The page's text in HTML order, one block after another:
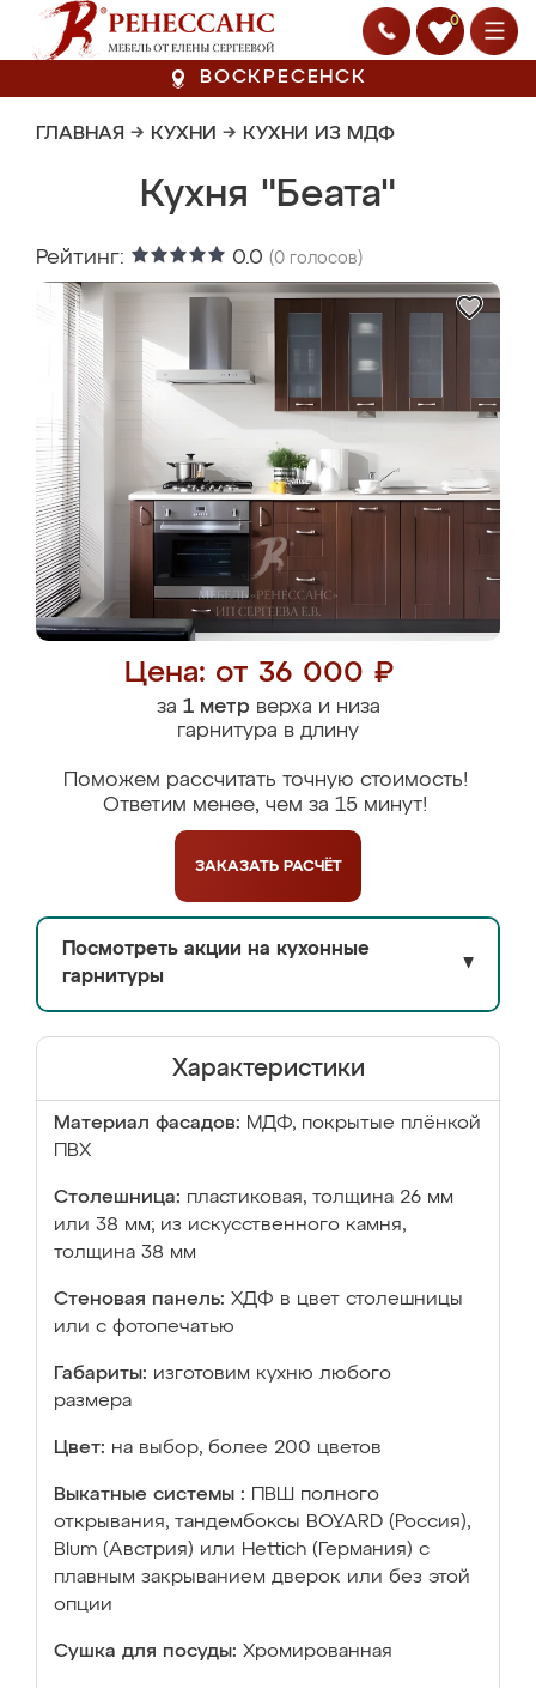
0
ВОСКРЕСЕНСК
ГЛАВНАЯ → КУХНИ → КУХНИ ИЗ МДФ
Кухня "Беата"
Рейтинг: 0.0 (0 голосов)
Цена: от 36 000 ₽
за 1 метрверха и низа
гарнитура в длину
Поможем рассчитать точную стоимость!
Ответим менее, чем за 15 минут!
ЗАКАЗАТЬ РАСЧЁТ
Посмотреть акции на кухонные
гарнитуры
▼
Характеристики
Материал фасадов: МДФ, покрытые плёнкой
ПВХ
Столешница: пластиковая, толщина 26 мм
или 38 мм; из искусственного камня,
толщина 38 мм
Стеновая панель: ХДФ в цвет столешницы
или с фотопечатью
Габариты: изготовим кухню любого
размера
Цвет: на выбор, более 200 цветов
Выкатные системы :
ПВШ полного
открывания, тандембоксы BOYARD (Россия),
Blum (Австрия) или Hettich (Германия) с
плавным закрыванием дверок или без этой
опции
Сушка для посуды: Хромированная